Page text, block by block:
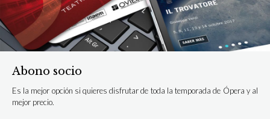
Abono socio
Es la mejor opción si quieres disfrutar de toda la temporada de Ópera y al
mejor precio.